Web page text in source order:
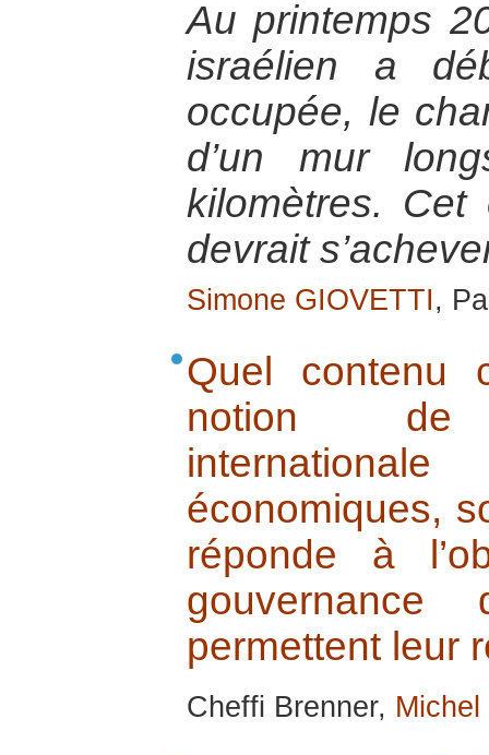
Au printemps
israélien a
occupée, le
d’un mur
kilomètres. Cet
devrait
Simone GIOVETTI,
Quel contenu
notion de
économiques,
réponde à
permettent leur
Cheffi Brenner,